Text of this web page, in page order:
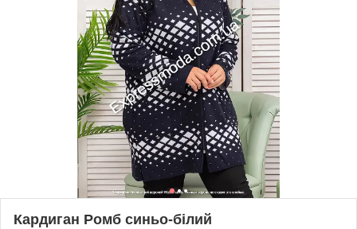
Кардиган Ромб синьо-білий